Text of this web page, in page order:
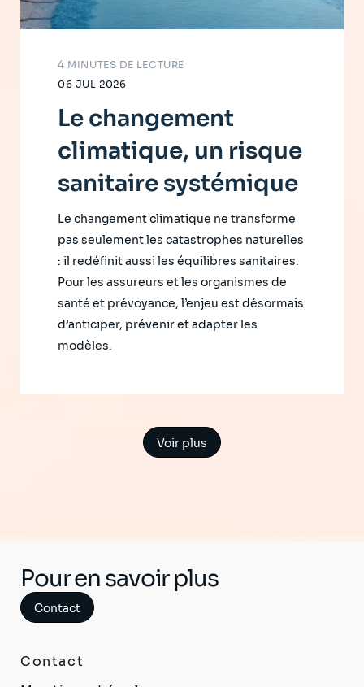
06 JUL 2026
4 MINUTES DE LECTURE
Le changement
climatique, un risque
sanitaire systémique
Le changement climatique ne transforme
pas seulement les catastrophes naturelles
: il redéfinit aussi les équilibres sanitaires.
Pour les assureurs et les organismes de
santé et prévoyance, l’enjeu est désormais
d’anticiper, prévenir et adapter les
modèles.
Voir plus
Pour en savoir plus
Contact
Contact